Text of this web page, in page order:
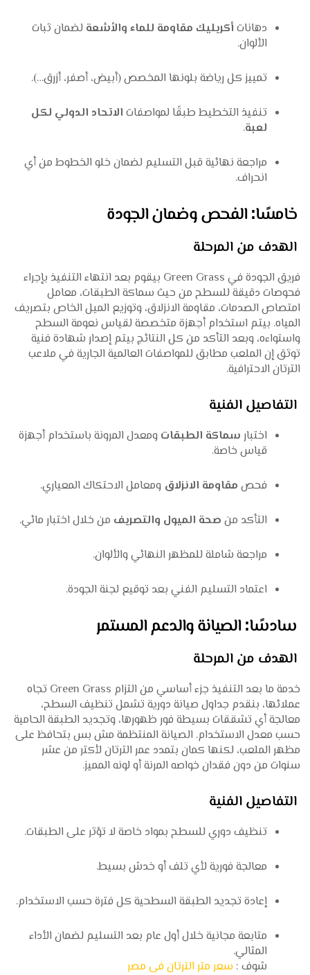
دهانات أكريليك مقاومة للماء والأشعة لضمان ثبات
الألوان.
تمييز كل رياضة بلونها المخصص (أبيض، أصفر، أزرق…).
تنفيذ التخطيط طبقًا لمواصفات الاتحاد الدولي لكل
لعبة.
مراجعة نهائية قبل التسليم لضمان خلو الخطوط من أي
انحراف.
خامسًا: الفحص وضمان الجودة
الهدف من المرحلة
فريق الجودة في Green Grass بيقوم بعد انتهاء التنفيذ بإجراء
فحوصات دقيقة للسطح من حيث سماكة الطبقات، معامل
امتصاص الصدمات، مقاومة الانزلاق، وتوزيع الميل الخاص بتصريف
المياه. بيتم استخدام أجهزة متخصصة لقياس نعومة السطح
واستواءه، وبعد التأكد من كل النتائج بيتم إصدار شهادة فنية
توثق إن الملعب مطابق للمواصفات العالمية الجارية في ملاعب
الترتان الاحترافية.
التفاصيل الفنية
اختبار سماكة الطبقات ومعدل المرونة باستخدام أجهزة
قياس خاصة.
فحص مقاومة الانزلاق ومعامل الاحتكاك المعياري.
التأكد من صحة الميول والتصريف من خلال اختبار مائي.
مراجعة شاملة للمظهر النهائي والألوان.
اعتماد التسليم الفني بعد توقيع لجنة الجودة.
سادسًا: الصيانة والدعم المستمر
الهدف من المرحلة
خدمة ما بعد التنفيذ جزء أساسي من التزام Green Grass تجاه
عملائها، بنقدم جداول صيانة دورية تشمل تنظيف السطح،
معالجة أي تشققات بسيطة فور ظهورها، وتجديد الطبقة الحامية
حسب معدل الاستخدام. الصيانة المنتظمة مش بس بتحافظ على
مظهر الملعب، لكنها كمان بتمدد عمر الترتان لأكتر من عشر
سنوات من دون فقدان خواصه المرنة أو لونه المميز.
التفاصيل الفنية
تنظيف دوري للسطح بمواد خاصة لا تؤثر على الطبقات.
معالجة فورية لأي تلف أو خدش بسيط.
إعادة تجديد الطبقة السطحية كل فترة حسب الاستخدام.
متابعة مجانية خلال أول عام بعد التسليم لضمان الأداء
المثالي.
شوف : سعر متر الترتان فى مصر